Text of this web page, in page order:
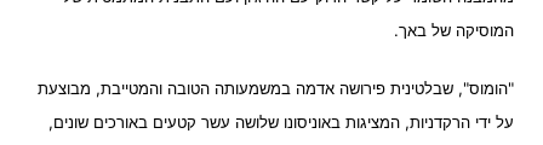
המוסיקה של באך.
"הומוס", שבלטינית פירושה אדמה במשמעותה הטובה והמטייבת, מבוצעת
על ידי הרקדניות, המציגות באוניסונו שלושה עשר קטעים באורכים שונים,